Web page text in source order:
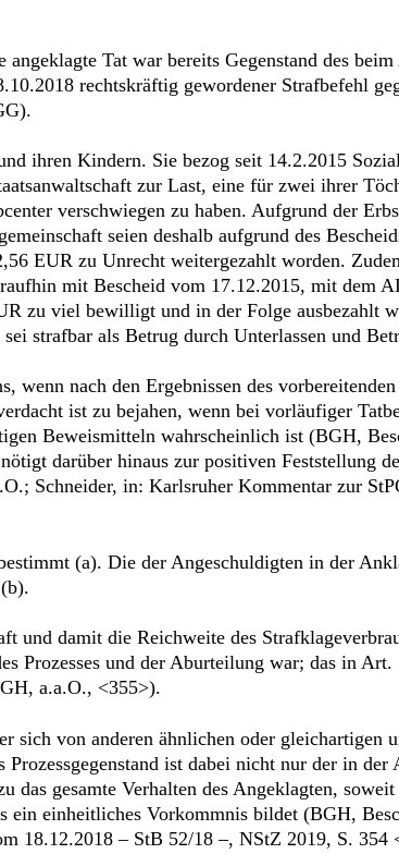
Tat war bereits Gegenstand des
rechtskräftig gewordener Strafbefehl
ihren Kindern. Sie bezog seit 14.2.2015
zur Last, eine für zwei ihrer
verschwiegen zu haben. Aufgrund der
seien deshalb aufgrund des
EUR zu Unrecht weitergezahlt worden.
mit Bescheid vom 17.12.2015, mit dem
zu viel bewilligt und in der Folge ausbezahlt
strafbar als Betrug durch Unterlassen und
nach den Ergebnissen des
ist zu bejahen, wenn bei vorläufiger
Beweismitteln wahrscheinlich ist (BGH,
darüber hinaus zur positiven Feststellung
Schneider, in: Karlsruher Kommentar zur
(a). Die der Angeschuldigten in der
und damit die Reichweite des
Prozesses und der Aburteilung war; das in
a.a.O., <355>).
von anderen ähnlichen oder gleichartigen
ist dabei nicht nur der in der
das gesamte Verhalten des Angeklagten,
ein einheitliches Vorkommnis bildet (BGH,
18.12.2018 – StB 52/18 –, NStZ 2019, S. 354